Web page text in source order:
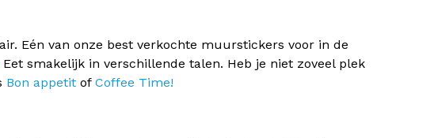
Eén van onze best verkochte muurstickers voor in de
Eet smakelijk in verschillende talen. Heb je niet zoveel plek
Bon appetitof Coffee Time!